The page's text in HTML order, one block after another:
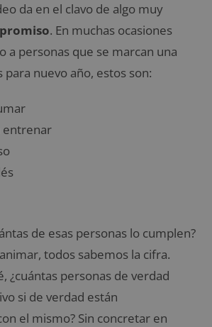
da en el clavo de algo muy
. En muchas ocasiones
a personas que se marcan una
nuevo año, estos son:
entrenar
de esas personas lo cumplen?
todos sabemos la cifra.
¿cuántas personas de verdad
si de verdad están
el mismo? Sin concretar en